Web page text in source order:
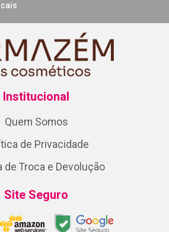
Institucional
Quem Somos
de Privacidade
de Troca e Devolução
Site Seguro